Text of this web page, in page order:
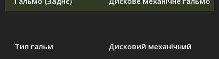
Тип гальм Дисковий механічний